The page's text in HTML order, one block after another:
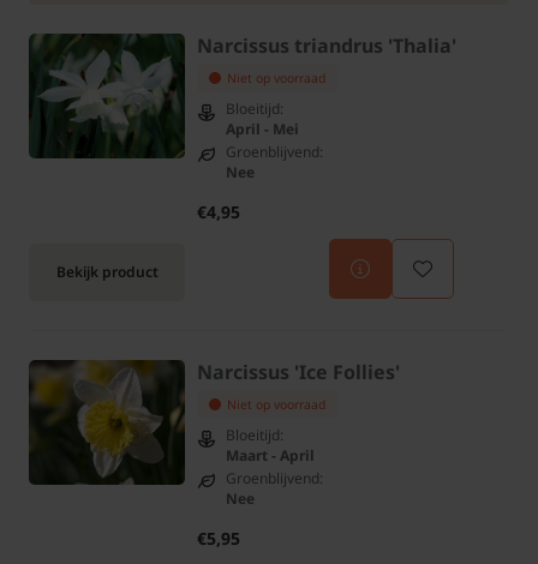
Bekijk product
Narcissus triandrus 'Thalia'
Niet op voorraad
Bloeitijd:
April - Mei
Groenblijvend:
Nee
€4,95
Narcissus 'Ice Follies'
Niet op voorraad
Bloeitijd:
Maart - April
Groenblijvend:
Nee
€5,95